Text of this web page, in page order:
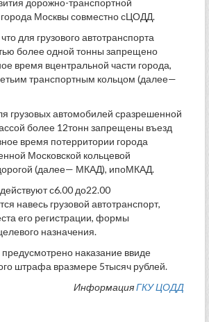
дорожно-транспортной
Москвы совместно сЦОДД.
для грузового автотранспорта
более одной тонны запрещено
время вцентральной части города,
транспортным кольцом (далее—
грузовых автомобилей сразрешенной
более 12тонн запрещены въезд
время потерритории города
Московской кольцевой
(далее— МКАД), ипоМКАД.
с6.00 до22.00
навесь грузовой автотранспорт,
его регистрации, формы
назначения.
наказание ввиде
штрафа вразмере 5тысяч рублей.
ИнформацияГКУ ЦОДД